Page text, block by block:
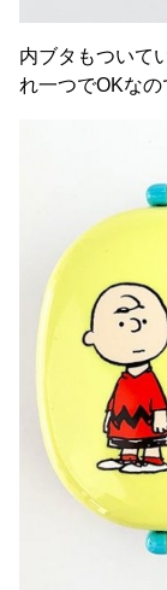
内ブタもついて
れ一つでOKなの